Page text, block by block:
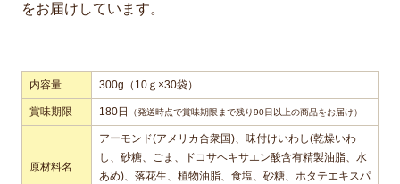
をお届けしています。
内容量 300g（10ｇ×30袋）
賞味期限 180日 （発送時点で賞味期限まで残り90日以上の商品をお届け）
原材料名
アーモンド(アメリカ合衆国)、味付けいわし(乾燥いわ
し、砂糖、ごま、ドコサヘキサエン酸含有精製油脂、水
あめ)、落花生、植物油脂、食塩、砂糖、ホタテエキスパ